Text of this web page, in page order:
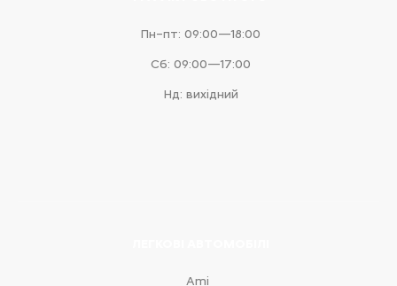
Пн–пт: 09:00—18:00
Сб: 09:00—17:00
Нд: вихідний
Ami